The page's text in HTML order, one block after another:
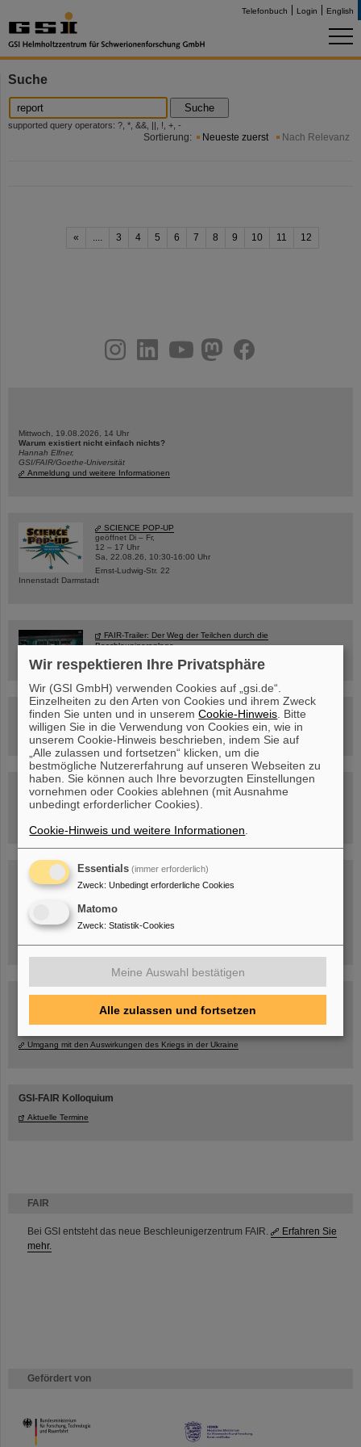
Telefonbuch Login English
FAIR
Bei GSI entsteht das neue Beschleunigerzentrum FAIR.
Erfahren Sie
mehr.
Gefördert von
HMWK
Suche
Suche
supported query operators: ?, *, &&, ||, !, +, -
Sortierung: Neueste zuerst Nach Relevanz
« .... 3 4 5 6 7 8 9 10 11 12
youtubehelmholtz.socialfacebook
Mittwoch, 19.08.2026, 14 Uhr
Warum existiert nicht einfach nichts?
Hannah Elfner,
GSI/FAIR/Goethe-Universität
Anmeldung und weitere Informationen
SCIENCE POP-UP
geöffnet Di – Fr,
12 – 17 Uhr
Sa, 22.08.26, 10:30-16:00 Uhr
Ernst-Ludwig-Str. 22
Innenstadt Darmstadt
FAIR-Trailer: Der Weg der Teilchen durch die
Beschleunigeranlage
Rundflug über die FAIR-Baustelle
Besichtigung von GSI/FAIR –
jetzt Termin buchen!
Blog Beam On
Menschen
Umgang mit den Auswirkungen des Kriegs in der Ukraine
GSI-FAIR Kolloquium
Aktuelle Termine
Wir respektieren Ihre Privatsphäre
Wir (GSI GmbH) verwenden Cookies auf „gsi.de“.
Einzelheiten zu den Arten von Cookies und ihrem Zweck
finden Sie unten und in unseremCookie-Hinweis . Bitte
willigen Sie in die Verwendung von Cookies ein, wie in
unserem Cookie-Hinweis beschrieben, indem Sie auf
„Alle zulassen und fortsetzen“ klicken, um die
bestmögliche Nutzererfahrung auf unseren Webseiten zu
haben. Sie können auch Ihre bevorzugten Einstellungen
vornehmen oder Cookies ablehnen (mit Ausnahme
unbedingt erforderlicher Cookies).
Cookie-Hinweis und weitere Informationen
Essentials (immer erforderlich)
Zweck: Unbedingt erforderliche Cookies
Matomo
Zweck: Statistik-Cookies
Meine Auswahl bestätigen
Alle zulassen und fortsetzen